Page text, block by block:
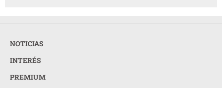
NOTICIAS
INTERÉS
PREMIUM